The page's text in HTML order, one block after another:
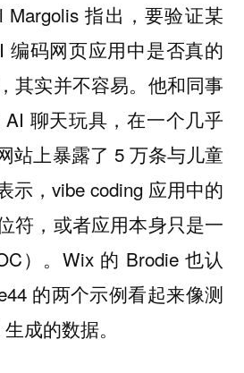
指出，要验证某
编码网页应用中是否真的
其实并不容易。他和同事
聊天玩具，在一个几乎
站上暴露了 5 万条与儿童
示，vibe coding 应用中的
符，或者应用本身只是一
）。Wix 的 Brodie 也认
的两个示例看起来像测
成的数据。